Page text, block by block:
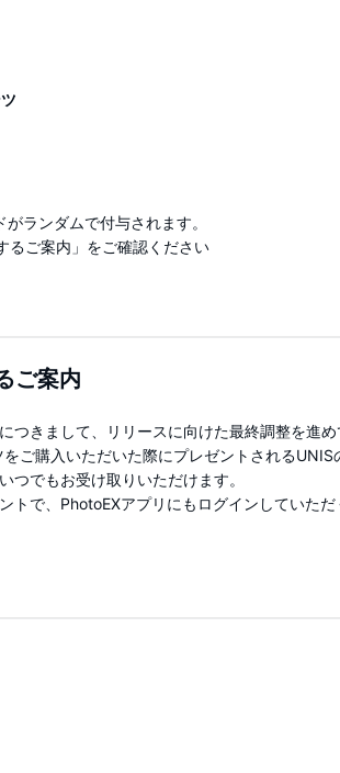
ランダムで付与されます。
るご案内」をご確認ください
ご案内
つきまして、リリースに向けた最終調整を進め
ご購入いただいた際にプレゼントされるUNIS
つでもお受け取りいただけます。
トで、PhotoEXアプリにもログインしていただ